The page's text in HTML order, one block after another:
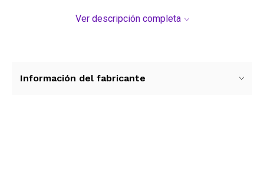
con una base antideslizante de puntos de PVC
con la mayoría de los baños de hogares, hoteles
Ver descripción completa
Información del fabricante